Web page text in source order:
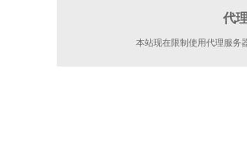
代
本站现在限制使用代理服务